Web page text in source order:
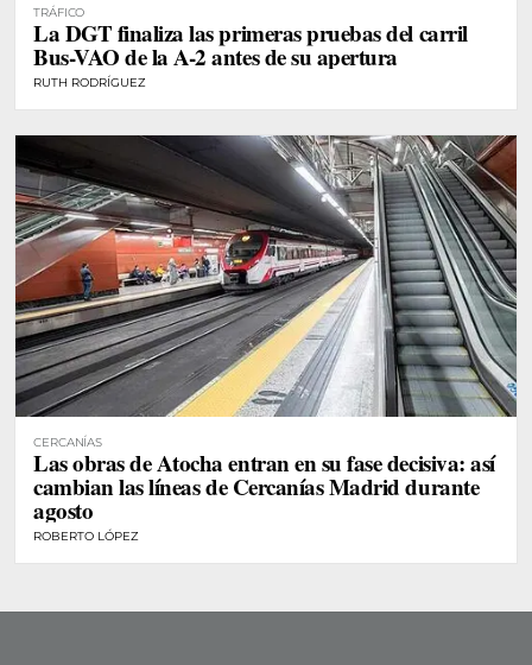
TRÁFICO
La DGT finaliza las primeras pruebas del carril
Bus-VAO de la A-2 antes de su apertura
RUTH RODRÍGUEZ
CERCANÍAS
Las obras de Atocha entran en su fase decisiva: así
cambian las líneas de Cercanías Madrid durante
agosto
ROBERTO LÓPEZ